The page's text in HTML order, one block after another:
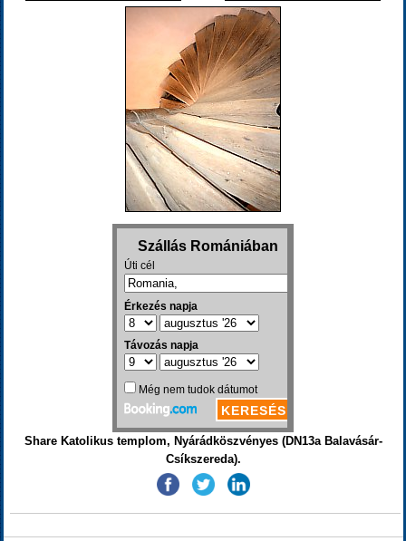
Share Katolikus templom, Nyárádköszvényes (DN13a Balavásár-
Csíkszereda).